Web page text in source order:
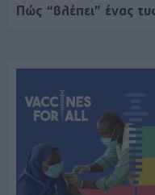
Πώς “βλέπει” ένας